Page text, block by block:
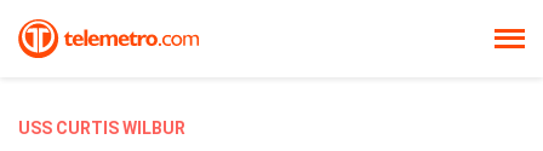
USS CURTIS WILBUR